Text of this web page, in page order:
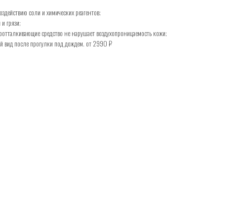
соли и химических реагентов;
грязи;
средство не нарушает воздухопроницаемость кожи;
вид после прогулки под дождем. от 2990 ₽